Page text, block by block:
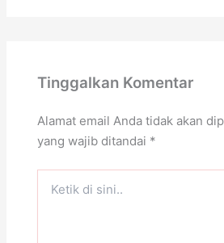
Tinggalkan Komentar
Alamat email Anda tidak akan
yang wajib ditandai *